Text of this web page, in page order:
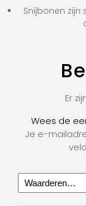
Snijbonen
Er
Wees de
Je e-